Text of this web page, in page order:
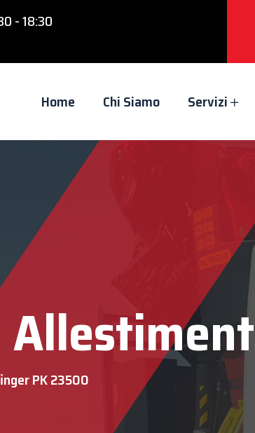
- 18:30
Home Chi Siamo Servizi
PK 23500